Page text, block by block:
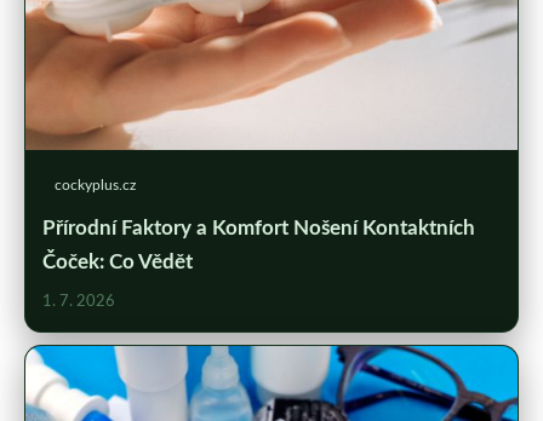
cockyplus.cz
Přírodní Faktory a Komfort Nošení Kontaktních
Čoček: Co Vědět
1. 7. 2026